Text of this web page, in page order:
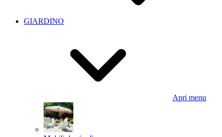
GIARDINO
Apri menu